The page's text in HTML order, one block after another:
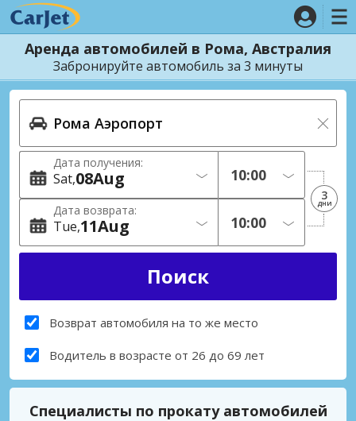
Аренда автомобилей в Рома, Австралия
Забронируйте автомобиль за 3 минуты
Дата получения:
Sat 08Aug
Дата возврата:
Tue 11Aug
3
дни
Возврат автомобиля на то же место
Водитель в возрасте от 26 до 69 лет
Специалисты по прокату автомобилей